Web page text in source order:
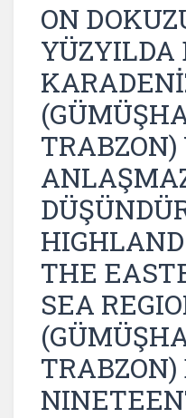
ON
YÜZYILDA
TRABZON)
THE
SEA